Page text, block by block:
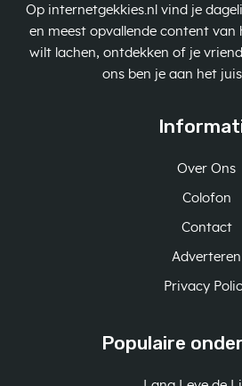
Op internetgekkies.nl vind je
en meest opvallende content van
wilt lachen, ontdekken of je
ons ben je aan het
Over Ons
Colofon
Contact
Adverteren
Privacy
Populaire